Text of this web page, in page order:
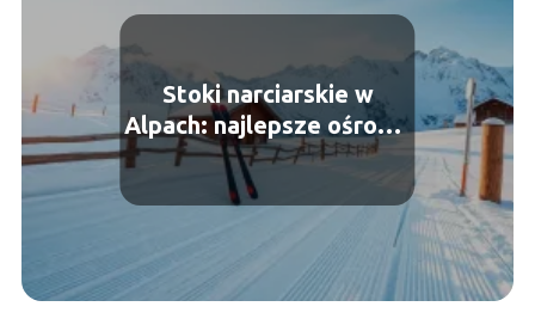
Stoki narciarskie w
Alpach: najlepsze ośrodki
i trasy